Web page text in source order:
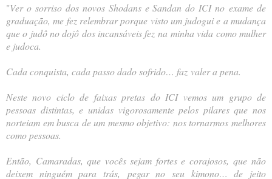
"Ver o sorriso dos novos Shodans e Sandan do ICI no exame de
graduação, me fez relembrar porque visto um judogui e a mudança
que o judô no dojô dos incansáveis fez na minha vida como mulher
e judoca.
Cada conquista, cada passo dado sofrido… faz valer a pena.
Neste novo ciclo de faixas pretas do ICI vemos um grupo de
pessoas distintas, e unidas vigorosamente pelos pilares que nos
norteiam em busca de um mesmo objetivo: nos tornarmos melhores
como pessoas.
Então, Camaradas, que vocês sejam fortes e corajosos, que não
deixem ninguém para trás, pegar no seu kimono… de jeito